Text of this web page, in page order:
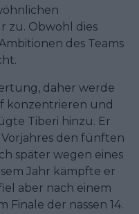
zu. Obwohl dies
des Teams
daher werde
konzentrieren und
Tiberi hinzu. Er
Vorjahres den fünften
später wegen eines
Jahr kämpfte er
aber nach einem
der nassen 14.